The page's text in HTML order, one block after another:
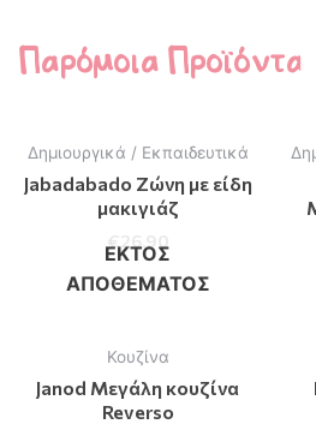
Παρόμοια Προϊόντα
Δημιουργικά / Εκπαιδευτικά
Jabadabado Ζώνη με είδη
μακιγιάζ
ΕΚΤΌΣ
ΑΠΟΘΈΜΑΤΟΣ
Κουζίνα
Janod Μεγάλη κουζίνα
Reverso